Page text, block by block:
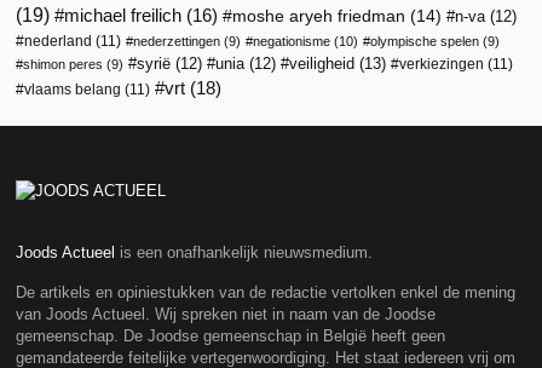
(19)
michael freilich (16) moshe aryeh friedman (14) n-va (12)
nederland (11) nederzettingen (9) negationisme (10) olympische spelen (9)
shimon peres (9) syrië (12) unia (12) veiligheid (13) verkiezingen (11)
vlaams belang (11) vrt (18)
Joods Actueel is een onafhankelijk nieuwsmedium.
De artikels en opiniestukken van de redactie vertolken enkel de mening
van Joods Actueel. Wij spreken niet in naam van de Joodse
gemeenschap. De Joodse gemeenschap in België heeft geen
gemandateerde feitelijke vertegenwoordiging. Het staat iedereen vrij om